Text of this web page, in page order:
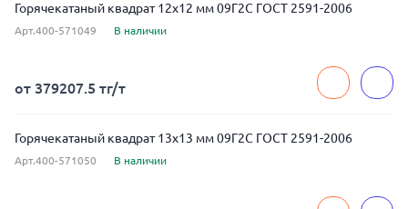
Горячекатаный квадрат 12x12 мм 09Г2С ГОСТ 2591-2006
Арт.400-571049 В наличии
от 379207.5 тг/т
Горячекатаный квадрат 13x13 мм 09Г2С ГОСТ 2591-2006
Арт.400-571050 В наличии